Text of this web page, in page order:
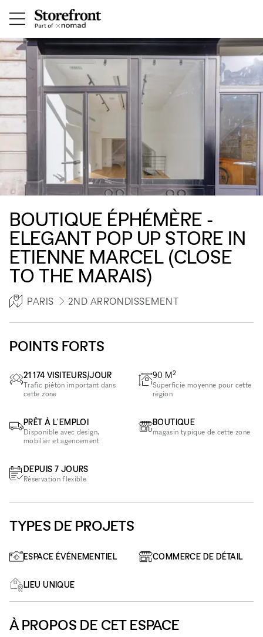
BOUTIQUE ÉPHÉMÈRE -
ELEGANT POP UP STORE IN
ETIENNE MARCEL (CLOSE
TO THE MARAIS)
PARIS 2ND ARRONDISSEMENT
POINTS FORTS
21 174 VISITEURS/JOUR
Trafic piéton important dans
cette zone
PRÊT À L'EMPLOI
Disponible avec design,
mobilier et agencement
DEPUIS 7 JOURS
Réservation flexible
90 M2
Superficie moyenne pour cette
région
BOUTIQUE
magasin typique de cette zone
TYPES DE PROJETS
ESPACE ÉVÉNEMENTIEL COMMERCE DE DÉTAIL
LIEU UNIQUE
À PROPOS DE CET ESPACE